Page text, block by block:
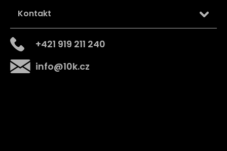
Kontakt
info@10k.cz
+421 919 211 240